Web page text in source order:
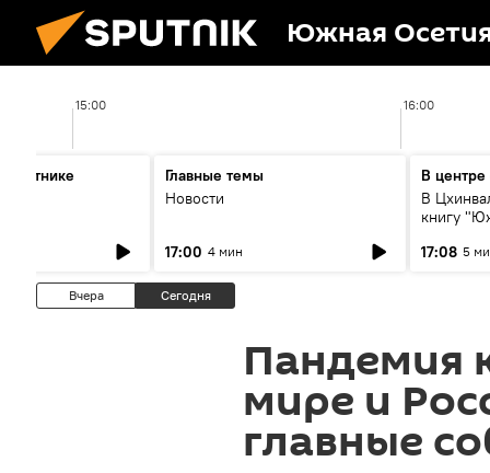
Южная
15:00 16:00
Спутнике
Главные темы
Новости
17:00 4 мин
В
В
книгу
17:08 5
Вчера Сегодня
Пандемия
мире и
главные